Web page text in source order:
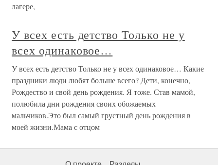
лагере,
У всех есть детство Только не у
всех одинаковое…
У всех есть детство Только не у всех одинаковое… Какие
праздники люди любят больше всего? Дети, конечно,
Рождество и свой день рождения. Я тоже. Став мамой,
полюбила дни рождения своих обожаемых
мальчиков.Это был самый грустный день рождения в
моей жизни.Мама с отцом